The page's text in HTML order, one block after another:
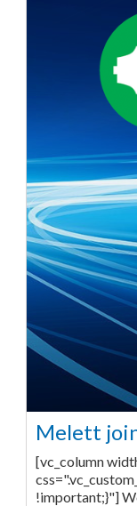
Melett
[vc_column
!important;}"]